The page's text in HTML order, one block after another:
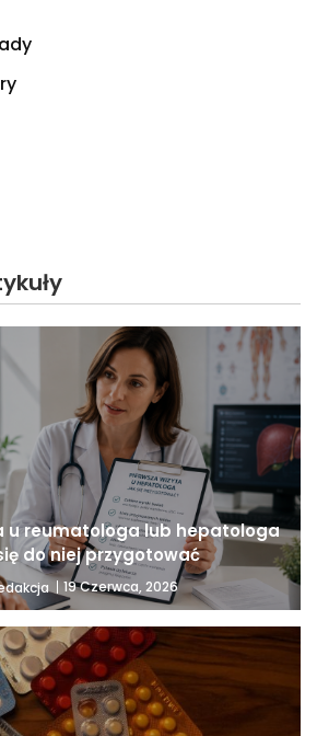
u reumatologa lub hepatologa
do niej przygotować
19 Czerwca, 2026